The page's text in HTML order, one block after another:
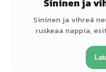
Sininen ja
Sininen ja vihreä
ruskeaa nappia,